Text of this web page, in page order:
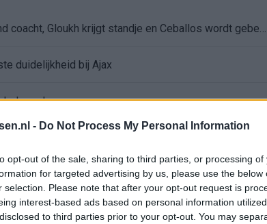
- Do Not Process My Personal Information
opt-out of the sale, sharing to third parties, or processing
for targeted advertising by us, please use the below
selection. Please note that after your opt-out request is
interest-based ads based on personal information
to third parties prior to your opt-out. You may
duidelijkheid bij Ajax
worden
blikt terug op Ajax-keuze
steeds duidelijker
zo ziet de route naar PEC eruit